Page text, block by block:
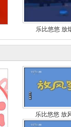
乐比悠悠 放
乐比悠悠 放